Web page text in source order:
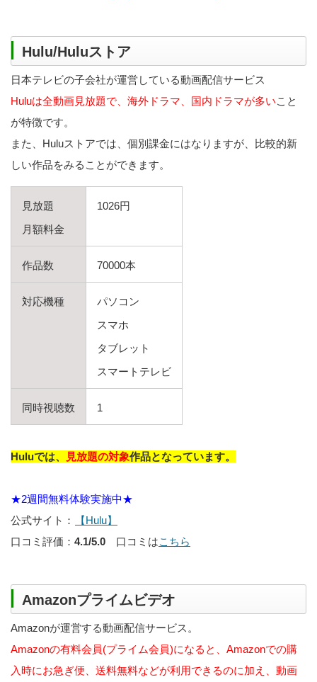
Hulu/Huluストア
日本テレビの子会社が運営している動画配信サービス
Huluは全動画見放題で、海外ドラマ、国内ドラマが多いこと
が特徴です。
また、Huluストアでは、個別課金にはなりますが、比較的新
しい作品をみることができます。
見放題
月額料金
1026円
作品数 70000本
対応機種
パソコン
スマホ
タブレット
スマートテレビ
同時視聴数 1
Huluでは、 見放題の対象作品となっています。
★2週間無料体験実施中★
公式サイト：
【Hulu】
口コミ評価： 4.1/5.0 口コミはこちら
Amazonプライムビデオ
Amazonが運営する動画配信サービス。
Amazonの有料会員(プライム会員)になると、Amazonでの購
入時にお急ぎ便、送料無料などが利用できるのに加え、動画